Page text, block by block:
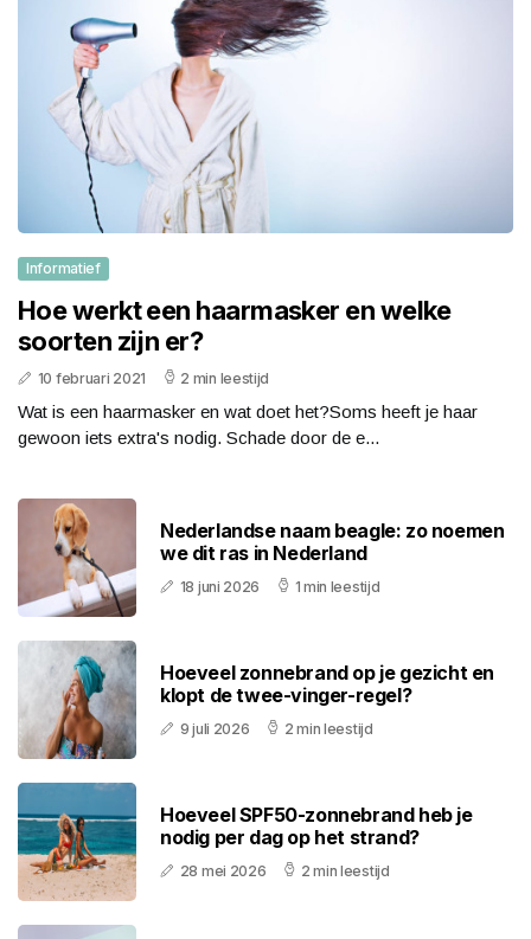
Informatief
Hoe werkt een haarmasker en welke
soorten zijn er?
10 februari 2021 2 min leestijd
Wat is een haarmasker en wat doet het?Soms heeft je haar
gewoon iets extra's nodig. Schade door de e...
Nederlandse naam beagle: zo noemen
we dit ras in Nederland
18 juni 2026 1 min leestijd
Hoeveel zonnebrand op je gezicht en
klopt de twee-vinger-regel?
9 juli 2026 2 min leestijd
Hoeveel SPF50-zonnebrand heb je
nodig per dag op het strand?
28 mei 2026 2 min leestijd